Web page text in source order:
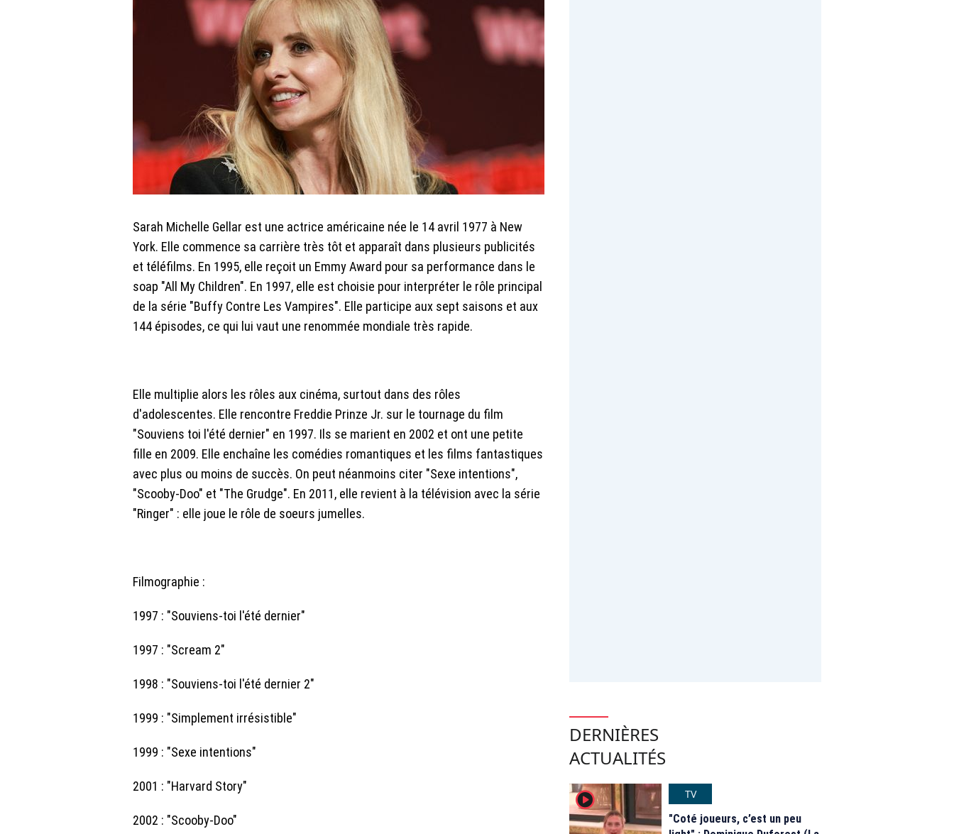
Sarah Michelle Gellar est une actrice américaine née le 14 avril 1977 à New
York. Elle commence sa carrière très tôt et apparaît dans plusieurs publicités
et téléfilms. En 1995, elle reçoit un Emmy Award pour sa performance dans le
soap "All My Children". En 1997, elle est choisie pour interpréter le rôle principal
de la série "Buffy Contre Les Vampires". Elle participe aux sept saisons et aux
144 épisodes, ce qui lui vaut une renommée mondiale très rapide.
Elle multiplie alors les rôles aux cinéma, surtout dans des rôles
d'adolescentes. Elle rencontre Freddie Prinze Jr. sur le tournage du film
"Souviens toi l'été dernier" en 1997. Ils se marient en 2002 et ont une petite
fille en 2009. Elle enchaîne les comédies romantiques et les films fantastiques
avec plus ou moins de succès. On peut néanmoins citer "Sexe intentions",
"Scooby-Doo" et "The Grudge". En 2011, elle revient à la télévision avec la série
"Ringer" : elle joue le rôle de soeurs jumelles.
Filmographie :
1997 : "Souviens-toi l'été dernier"
1997 : "Scream 2"
1998 : "Souviens-toi l'été dernier 2"
1999 : "Simplement irrésistible"
1999 : "Sexe intentions"
2001 : "Harvard Story"
2002 : "Scooby-Doo"
DERNIÈRES
ACTUALITÉS
player2
TV
"Coté joueurs, c’est un peu